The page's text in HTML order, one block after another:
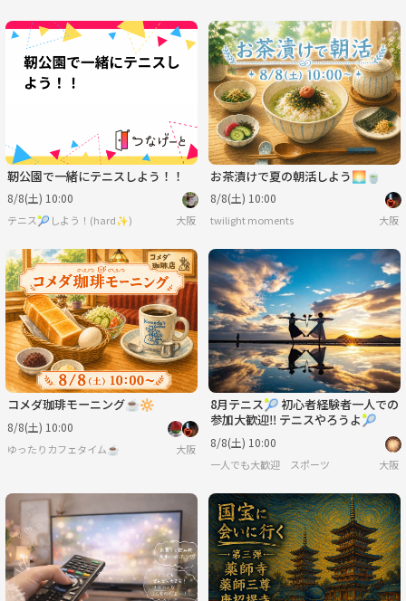
靭公園で一緒にテニスしよう！！
8/8(土) 10:00
テニス🎾しよう！(hard✨️) 大阪
お茶漬けで夏の朝活しよう🌅🍵
8/8(土) 10:00
twilight moments 大阪
8/8(土) 10:00
ゆったりカフェタイム☕ 大阪
8月テニス🎾 初心者経験者一人での
参加大歓迎‼️ テニスやろうよ🎾
8/8(土) 10:00
一人でも大歓迎 スポーツ 大阪